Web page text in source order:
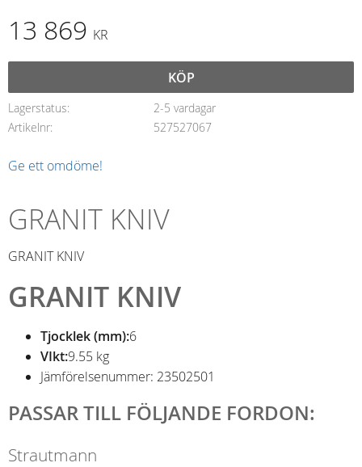
13 869 KR
KÖP
Lagerstatus
2-5 vardagar
Artikelnr
527527067
Ge ett omdöme!
GRANIT KNIV
GRANIT KNIV
GRANIT KNIV
Tjocklek (mm):6
VIkt:9.55 kg
Jämförelsenummer: 23502501
PASSAR TILL FÖLJANDE FORDON:
Strautmann